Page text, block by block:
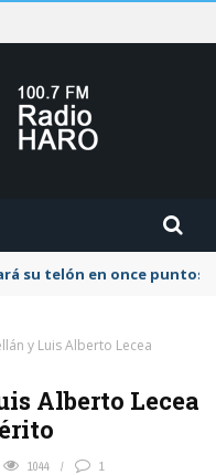
su telón en once puntos
y Luis Alberto Lecea
Alberto Lecea
1044 1